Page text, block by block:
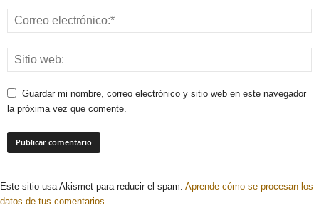
Guardar mi nombre, correo electrónico y sitio web en este navegador
la próxima vez que comente.
Este sitio usa Akismet para reducir el spam. Aprende cómo se procesan los
datos de tus comentarios.